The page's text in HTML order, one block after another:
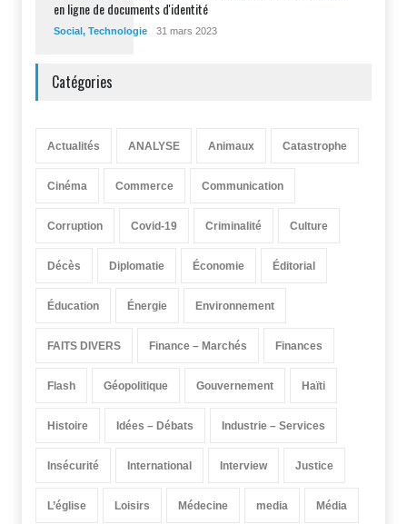
en ligne de documents d'identité
Social, Technologie 31 mars 2023
Catégories
Actualités ANALYSE Animaux Catastrophe
Cinéma Commerce Communication
Corruption Covid-19 Criminalité Culture
Décès Diplomatie Économie Éditorial
Éducation Énergie Environnement
FAITS DIVERS Finance – Marchés Finances
Flash Géopolitique Gouvernement Haïti
Histoire Idées – Débats Industrie – Services
Insécurité International Interview Justice
L’église Loisirs Médecine media Média